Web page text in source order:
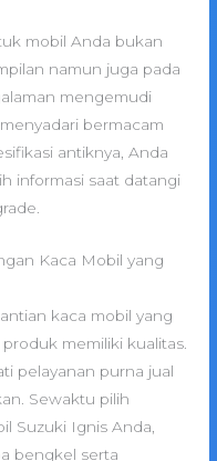
mobil Anda bukan
namun juga pada
mengemudi
bermacam
antiknya, Anda
informasi saat datangi
Kaca Mobil yang
kaca mobil yang
memiliki kualitas.
pelayanan purna jual
Sewaktu pilih
Suzuki Ignis Anda,
bengkel serta